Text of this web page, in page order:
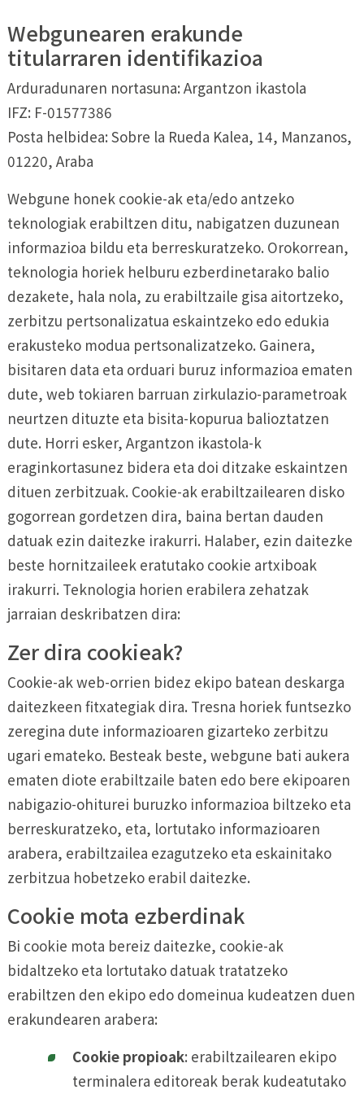
Webgunearen erakunde
titularraren identifikazioa
Arduradunaren nortasuna: Argantzon ikastola
IFZ: F-01577386
Posta helbidea: Sobre la Rueda Kalea, 14, Manzanos,
01220, Araba
Webgune honek cookie-ak eta/edo antzeko
teknologiak erabiltzen ditu, nabigatzen duzunean
informazioa bildu eta berreskuratzeko. Orokorrean,
teknologia horiek helburu ezberdinetarako balio
dezakete, hala nola, zu erabiltzaile gisa aitortzeko,
zerbitzu pertsonalizatua eskaintzeko edo edukia
erakusteko modua pertsonalizatzeko. Gainera,
bisitaren data eta orduari buruz informazioa ematen
dute, web tokiaren barruan zirkulazio-parametroak
neurtzen dituzte eta bisita-kopurua balioztatzen
dute. Horri esker, Argantzon ikastola-k
eraginkortasunez bidera eta doi ditzake eskaintzen
dituen zerbitzuak. Cookie-ak erabiltzailearen disko
gogorrean gordetzen dira, baina bertan dauden
datuak ezin daitezke irakurri. Halaber, ezin daitezke
beste hornitzaileek eratutako cookie artxiboak
irakurri. Teknologia horien erabilera zehatzak
jarraian deskribatzen dira:
Zer dira cookieak?
Cookie-ak web-orrien bidez ekipo batean deskarga
daitezkeen fitxategiak dira. Tresna horiek funtsezko
zeregina dute informazioaren gizarteko zerbitzu
ugari emateko. Besteak beste, webgune bati aukera
ematen diote erabiltzaile baten edo bere ekipoaren
nabigazio-ohiturei buruzko informazioa biltzeko eta
berreskuratzeko, eta, lortutako informazioaren
arabera, erabiltzailea ezagutzeko eta eskainitako
zerbitzua hobetzeko erabil daitezke.
Cookie mota ezberdinak
Bi cookie mota bereiz daitezke, cookie-ak
bidaltzeko eta lortutako datuak tratatzeko
erabiltzen den ekipo edo domeinua kudeatzen duen
erakundearen arabera:
Cookie propioak: erabiltzailearen ekipo
terminalera editoreak berak kudeatutako